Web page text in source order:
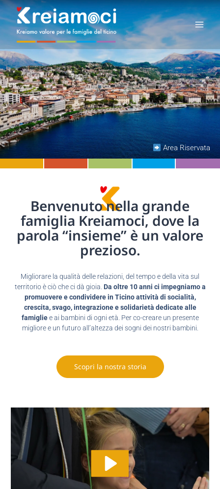
Area Riservata
Benvenuto nella grande
famiglia Kreiamoci, dove la
parola “insieme” è un valore
prezioso.
Migliorare la qualità delle relazioni, del tempo e della vita sul
territorio è ciò che ci dà gioia. Da oltre 10 anni ci impegniamo a
promuovere e condividere in Ticino attività di socialità,
crescita, svago, integrazione e solidarietà dedicate alle
famigliee ai bambini di ogni età. Per co-creare un presente
migliore e un futuro all’altezza dei sogni dei nostri bambini.
Scopri la nostra storia